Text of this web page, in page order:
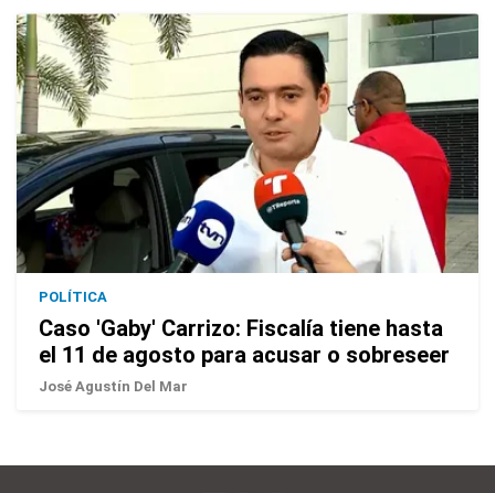
POLÍTICA
Caso 'Gaby' Carrizo: Fiscalía tiene hasta
el 11 de agosto para acusar o sobreseer
José Agustín Del Mar